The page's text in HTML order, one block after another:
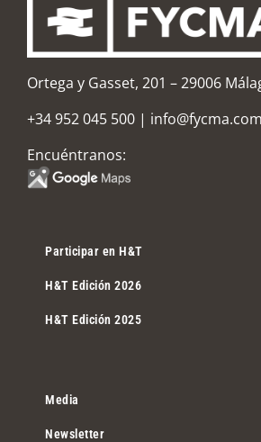
Ortega y Gasset, 201 – 29006
+34 952 045 500 | info@fycma.com
Encuéntranos:
Participar en H&T
H&T Edición 2026
H&T Edición 2025
Media
Newsletter